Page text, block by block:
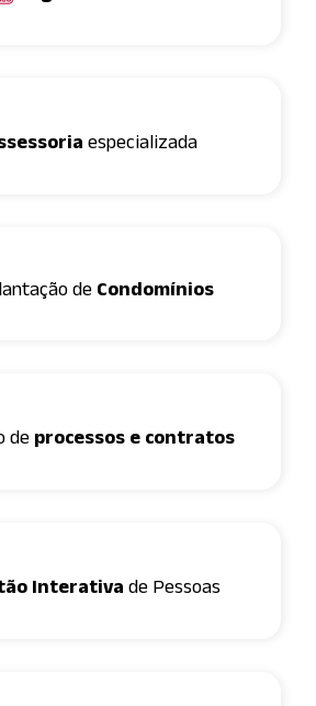
especializada
de Condomínios
de processos e contratos
Interativa de Pessoas